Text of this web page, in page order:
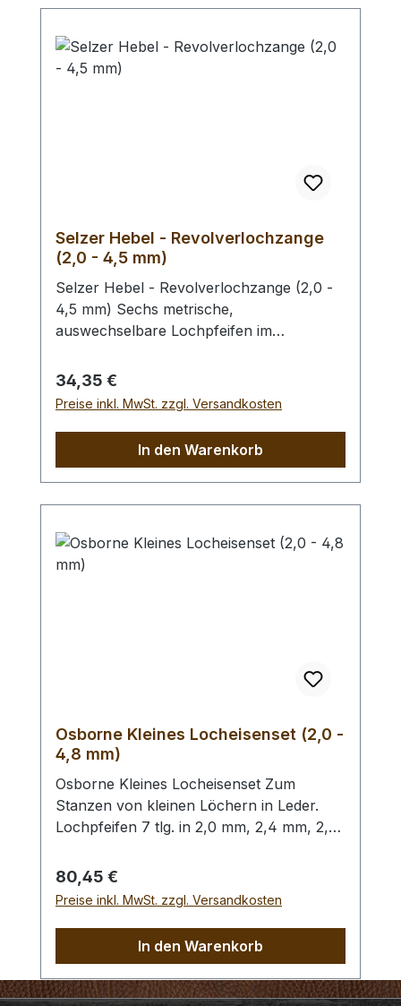
Selzer Hebel - Revolverlochzange
(2,0 - 4,5 mm)
Selzer Hebel - Revolverlochzange (2,0 -
4,5 mm) Sechs metrische,
auswechselbare Lochpfeifen im
4,0 und 4,5 mm. Mit Sichtfenster für
gewählten Lochdurchmesser.
Automatischer Feststeller, Oberfläche
Kunststoffgriffen. Höchste Qualität,
patentrechtlich geschützt, hergestellt in
Remscheid / Deutschland. Mit der aktiven
Kraftersparnis von ca. 70 %. Zum Lochen
von Leder und ähnlichen starken und
Regulärer Preis:
34,35 €
Preise inkl. MwSt. zzgl. Versandkosten
In den Warenkorb
Osborne Kleines Locheisenset (2,0 -
4,8 mm)
Osborne Kleines Locheisenset Zum
Stanzen von kleinen Löchern in Leder.
Lochpfeifen 7 tlg. in 2,0 mm, 2,4 mm, 2,8
mm. Bitte benutzen Sie zum Schlagen
unbedingt einen geeigneten Hammer
(keinen Stahlhammer) und eine geeignete
eine Beschädigung des Werkzeugs
auszuschliessen, siehe Zubehör.
Regulärer Preis:
80,45 €
Preise inkl. MwSt. zzgl. Versandkosten
In den Warenkorb